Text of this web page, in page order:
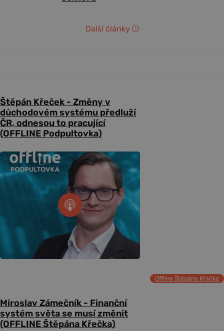
Další články
Štěpán Křeček - Změny v
důchodovém systému předluží
ČR, odnesou to pracující
(OFFLINE Podpultovka)
Offline Štěpána Křečka
Miroslav Zámečník - Finanční
systém světa se musí změnit
(OFFLINE Štěpána Křečka)